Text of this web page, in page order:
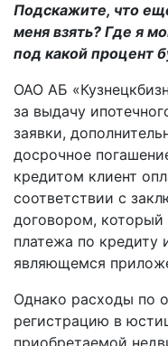
Подскажите, что
меня взять? Где я
под какой процент
ОАО АБ
за выдачу
заявки,
досрочное
кредитом клиент
соответствии с
договором,
платежа по кредиту
являющемся
Однако расходы по
регистрацию в